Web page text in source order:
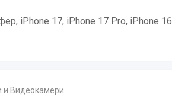
iPhone 17, iPhone 17 Pro, iPhone 16
и Видеокамери